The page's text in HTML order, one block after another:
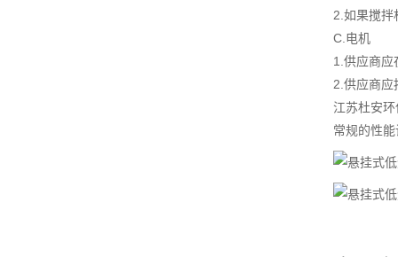
2.如果搅拌
C.电机
1.供应商应
2.供应商应
江苏杜安
常规的性